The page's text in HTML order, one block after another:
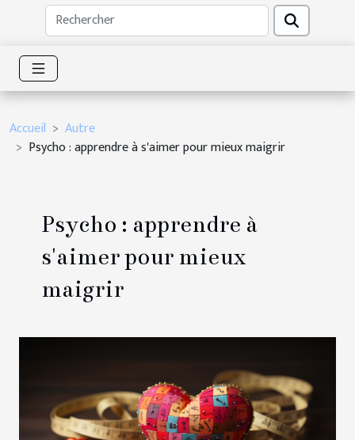
Accueil
Autre
Psycho : apprendre à s'aimer pour mieux maigrir
Psycho : apprendre à
s'aimer pour mieux
maigrir